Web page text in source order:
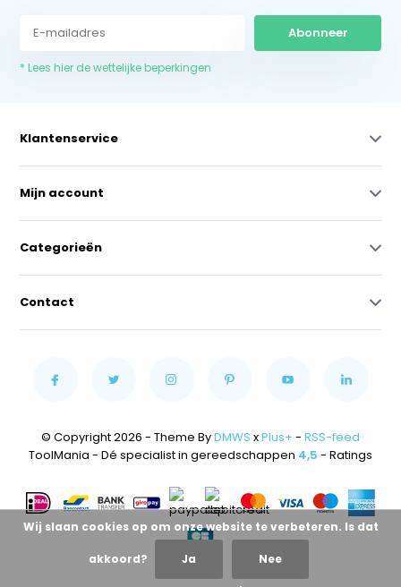
Abonneer
* Lees hier de wettelijke beperkingen
Klantenservice
Mijn account
Categorieën
Contact
© Copyright 2026 - Theme ByDMWS xPlus+ - RSS-feed
ToolMania - Dé specialist in gereedschappen 4,5 - Ratings
Wij slaan cookies op om onze website te verbeteren. Is dat
akkoord? Ja Nee